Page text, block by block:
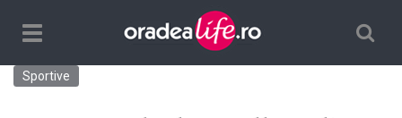
TPL_ORADEALIFE_TOGGLE_NAVIGATION
Sportive